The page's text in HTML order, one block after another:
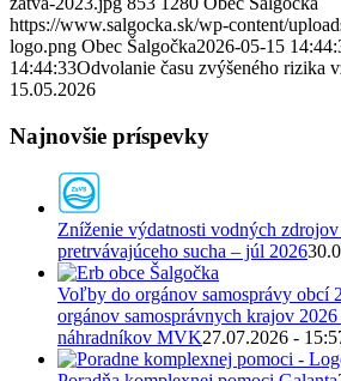
https://www.salgocka.sk/wp-content/
logo.png Obec Šalgočka2026-05-15
14:44:33Odvolanie času zvýšeného rizika
15.05.2026
Najnovšie príspevky
Zníženie výdatnosti vodných
pretrvávajúceho sucha – júl 2026
Voľby do orgánov samosprávy obcí
orgánov samosprávnych krajov
náhradníkov MVK27.07.2026 -